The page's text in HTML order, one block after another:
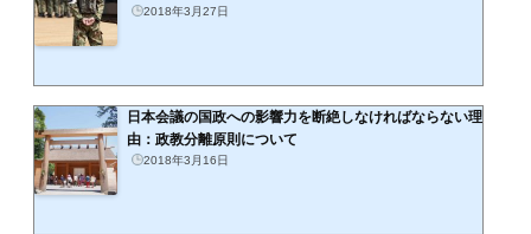
2018年3月27日
日本会議の国政への影響力を断絶しなければならない理
由：政教分離原則について
2018年3月16日